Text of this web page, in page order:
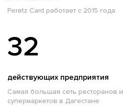
Peretz Card работает с 2015 года
32
действующих предприятия
Самая большая сеть ресторанов и
супермаркетов в Дагестане